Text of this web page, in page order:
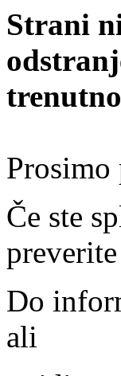
Strani
Prosimo
Če ste
Do
ali